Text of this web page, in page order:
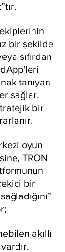
bir şekilde
sıfırdan
tanıyan
sağlar.
bir
oyun
TRON
bir
akıllı